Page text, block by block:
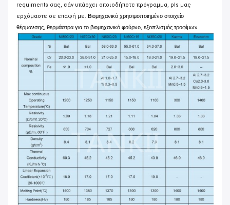
requiments σας, εάν υπάρχει οποιοδήποτε πρόγραμμα, pls μας
ερχόμαστε σε επαφή με. Βιομηχανικό χρησιμοποιημένο στοιχείο
θέρμανσης, θερμάστρα για το βιομηχανικό φούρνο, εξοπλισμός τροφίμων